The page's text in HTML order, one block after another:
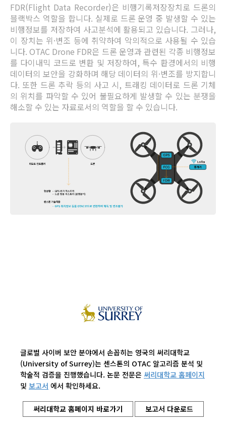
FDR(Flight Data Recorder)은 비행기록저장장치로 드론의
블랙박스 역할을 합니다. 실제로 드론 운영 중 발생할 수 있는
비행정보를 저장하여 사고분석에 활용되고 있습니다. 그러나,
이 장치는 위·변조 등에 취약하여 악의적으로 사용될 수 있습
니다. OTAC Drone FDR은 드론 운영과 관련된 각종 비행정보
를 다이내믹 코드로 변환 및 저장하여, 특수 환경에서의 비행
데이터의 보안을 강화하며 해당 데이터의 위·변조를 방지합니
다. 또한 드론 추락 등의 사고 시, 트래킹 데이터로 드론 기체
의 위치를 파악할 수 있어 불필요하게 발생할 수 있는 분쟁을
해소할 수 있는 자료로서의 역할을 할 수 있습니다.
글로벌 사이버 보안 분야에서 손꼽히는 영국의 써리대학교
(University of Surrey)는 센스톤의 OTAC 알고리즘 분석 및
학술적 검증을 진행했습니다. 논문 전문은 써리대학교 홈페이지
및 보고서 에서 확인하세요.
써리대학교 홈페이지 바로가기 보고서 다운로드